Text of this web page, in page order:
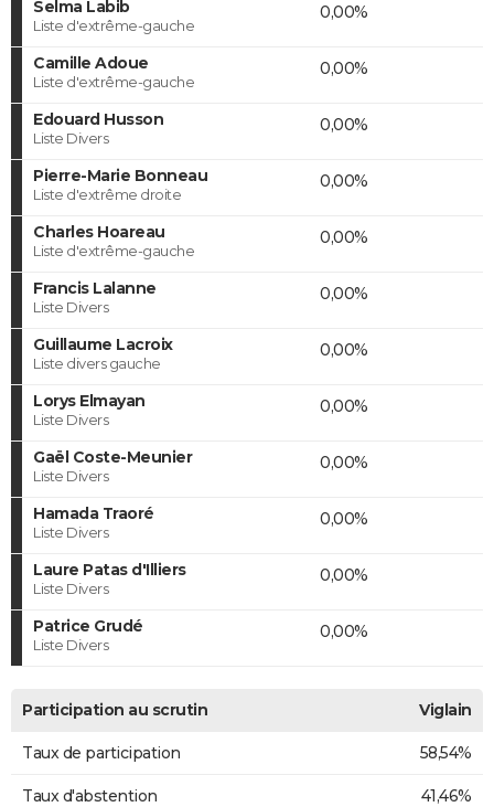
Selma Labib
Liste d'extrême-gauche
0,00%
Camille Adoue
Liste d'extrême-gauche
0,00%
Edouard Husson
Liste Divers
0,00%
Pierre-Marie Bonneau
Liste d'extrême droite
0,00%
Charles Hoareau
Liste d'extrême-gauche
0,00%
Francis Lalanne
Liste Divers
0,00%
Guillaume Lacroix
Liste divers gauche
0,00%
Lorys Elmayan
Liste Divers
0,00%
Gaël Coste-Meunier
Liste Divers
0,00%
Hamada Traoré
Liste Divers
0,00%
Laure Patas d'Illiers
Liste Divers
0,00%
Patrice Grudé
Liste Divers
0,00%
Participation au scrutin Viglain
Taux de participation 58,54%
Taux d'abstention 41,46%